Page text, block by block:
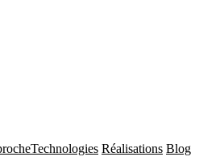
Technologies Réalisations Blog